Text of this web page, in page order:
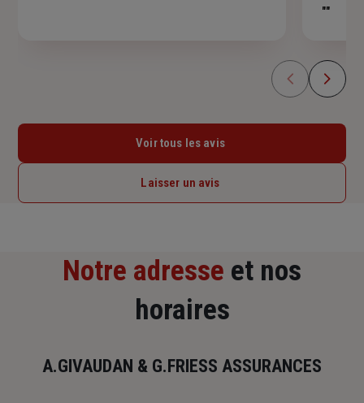
""
Voir tous les avis
Laisser un avis
Notre adresse et nos
horaires
A.GIVAUDAN & G.FRIESS ASSURANCES